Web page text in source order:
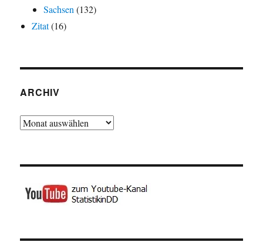
Sachsen (132)
Zitat(16)
ARCHIV
Archiv